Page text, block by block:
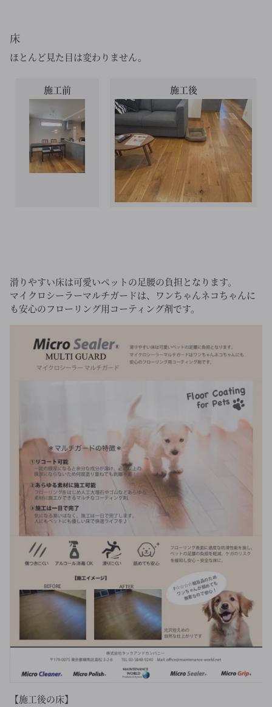
床
ほとんど見た目は変わりません。
施工前 施工後
滑りやすい床は可愛いペットの足腰の負担となります。
マイクロシーラーマルチガードは、ワンちゃんネコちゃんに
も安心のフローリング用コーティング剤です。
【施工後の床】